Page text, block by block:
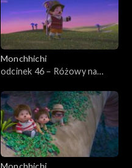
Monchhichi
odcinek 46 – Różowy na